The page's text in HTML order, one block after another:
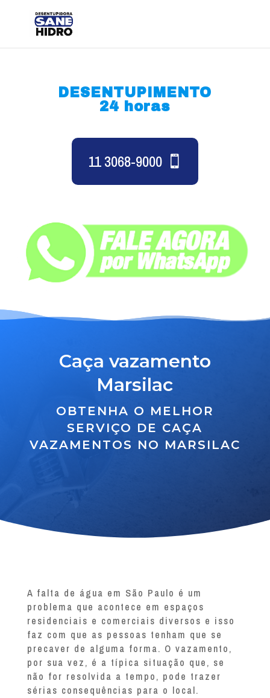
DESENTUPIMENTO
24 horas
11 3068-9000
Caça vazamento
Marsilac
OBTENHA O MELHOR
SERVIÇO DE CAÇA
VAZAMENTOS NO MARSILAC
A falta de água em São Paulo é um
problema que acontece em espaços
residenciais e comerciais diversos e isso
faz com que as pessoas tenham que se
precaver de alguma forma. O vazamento,
por sua vez, é a típica situação que, se
não for resolvida a tempo, pode trazer
sérias consequências para o local.